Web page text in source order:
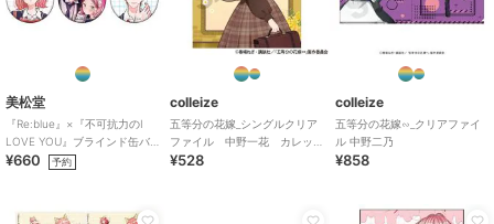
colleize
校風景描き起こし
¥ 990
シーサー
¥1,716
（ちいかわ）
1,980
美松堂
『Re:blue』×『不可抗力のI
LOVE YOU』ブラインド缶バ
ッジ（全6種）
¥660 予約
colleize
五等分の花嫁_シングルクリア
ファイル 中野一花 カレッ
ジスタイル
¥528
colleize
五等分の花嫁∽_クリアファイ
ル 中野二乃
¥858